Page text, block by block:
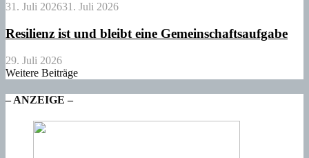
31. Juli 202631. Juli 2026
Resilienz ist und bleibt eine Gemeinschaftsaufgabe
29. Juli 2026
Weitere Beiträge
– ANZEIGE –